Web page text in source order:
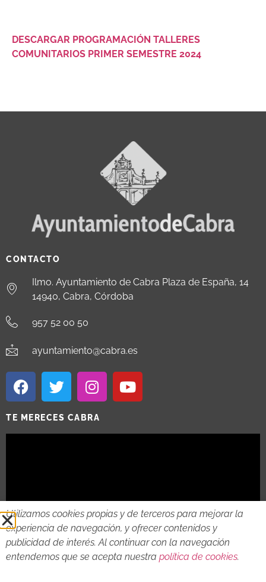
DESCARGAR PROGRAMACIÓN TALLERES
COMUNITARIOS PRIMER SEMESTRE 2024
CONTACTO
Ilmo. Ayuntamiento de Cabra Plaza de España, 14
14940, Cabra, Córdoba
957 52 00 50
ayuntamiento@cabra.es
TE MERECES CABRA
2018 - 2026 © AYTO DE CABRA AVISO LEGAL
Utilizamos cookies propias y de terceros para mejorar la
experiencia de navegación, y ofrecer contenidos y
publicidad de interés. Al continuar con la navegación
entendemos que se acepta nuestra política de cookies.